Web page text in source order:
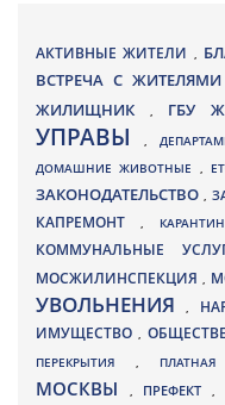
АКТИВНЫЕ ЖИТЕЛИ ,
ВСТРЕЧА С
ЖИЛИЩНИК
, ГБУ
УПРАВЫ,
ДОМАШНИЕ ЖИВОТНЫЕ ,
ЗАКОНОДАТЕЛЬСТВО ,
КАПРЕМОНТ ,
КОММУНАЛЬНЫЕ
МОСЖИЛИНСПЕКЦИЯ,
УВОЛЬНЕНИЯ,
ИМУЩЕСТВО ,
ПЕРЕКРЫТИЯ ,
МОСКВЫ
, ПРЕФЕКТ ,